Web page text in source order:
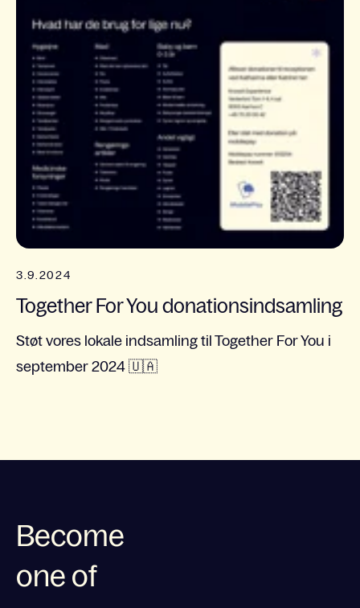
3.9.2024
Together For You donationsindsamling
Støt vores lokale indsamling til Together For You i
september 2024 🇺🇦
Become
one of